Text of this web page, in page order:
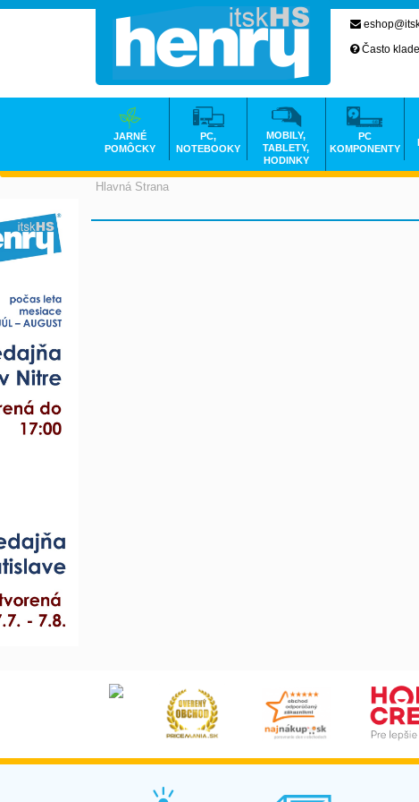
Hlavná Strana
Často
JARNÉ
POMÔCKY
PC,
NOTEBOOKY
MOBILY,
TABLETY,
HODINKY
PC
KOMPONENTY